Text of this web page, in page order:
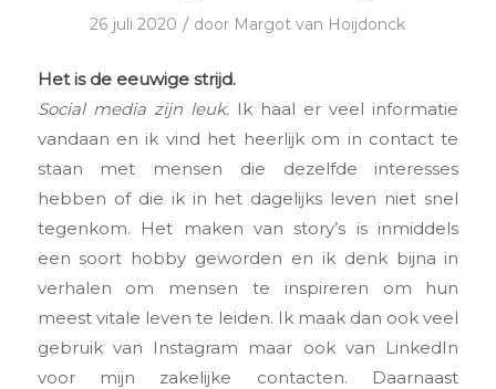
26 juli 2020 / door Margot van Hoijdonck
Het is de eeuwige strijd.
Social media zijn leuk.Ik haal er veel informatie
vandaan en ik vind het heerlijk om in contact te
staan met mensen die dezelfde interesses
hebben of die ik in het dagelijks leven niet snel
tegenkom. Het maken van story’s is inmiddels
een soort hobby geworden en ik denk bijna in
verhalen om mensen te inspireren om hun
meest vitale leven te leiden. Ik maak dan ook veel
gebruik van Instagram maar ook van LinkedIn
voor mijn zakelijke contacten. Daarnaast